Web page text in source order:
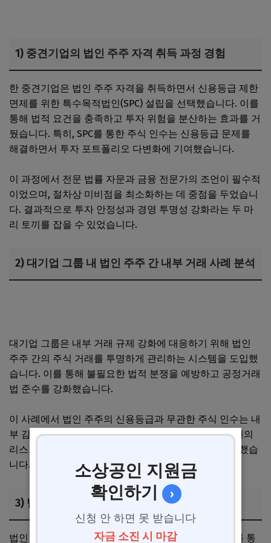
1) 중견기업의 법인 주주 자격 취득 과정 경험
한 중견기업은 법인 주주 자격을 취득하면서 신용등급 제한
면제를 위한 특수목적법인(SPC) 설립을 선택했습니다. 이를
통해 법적 요건을 충족하고 투자 위험을 분산하는 효과를 거
뒀습니다. 특히, SPC를 통한 주식 인수는 신용등급 문제를
해결하면서 투자 포트폴리오 다변화에 기여했습니다.
이 과정에서 전문 법률 자문과 금융 전문가의 조언이 필수적
이었으며, 절차상 미비점을 최소화하는 데 중점을 두었습니
다. 결과적으로 투자 안정성과 경영 투명성 강화라는 두 마
리 토끼를 잡을 수 있었습니다.
2) 대기업 그룹 내 법인 주주 간 내부 거래 사례 분석
대기업 그룹은 내부 거래 규제 강화에 대응하기 위해 법인
주주 간의 주식 거래를 투명하게 관리하는 시스템을 도입했
습니다. 이를 통해 불필요한 법적 분쟁을 예방하고 공정거래
법 준수를 강화했습니다.
이 사례에서 법인 주주의 신용등급과 무관한 주식 인수는 내
부 감시 및 투명성 확보가 핵심 요인이었으며, 그룹 차원의
리스크 관리 체계와 연계되어 기업 신뢰도 향상에 기여했습
니다.
3) 법인 주주 자격 확보 후 경영 참여 확대 효과
법인 주주 자격을 확보한 후, 한 중소기업은 경영 참여를 통
소상공인 지원금
확인하기
›
신청 안 하면 못 받습니다
자금 소진 시 마감